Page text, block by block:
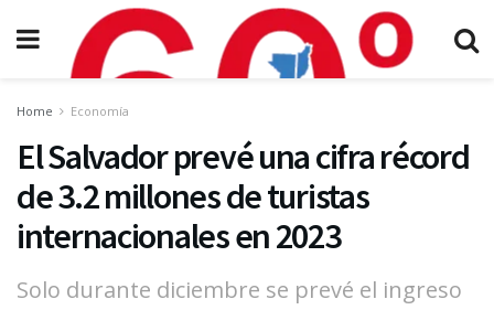
Home Economía
El Salvador prevé una cifra récord
de 3.2 millones de turistas
internacionales en 2023
Solo durante diciembre se prevé el ingreso